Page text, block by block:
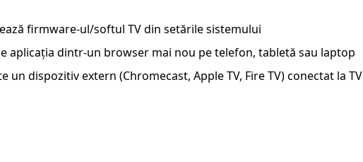
firmware-ul/softul TV din setările sistemului
aplicația dintr-un browser mai nou pe telefon, tabletă sau laptop
un dispozitiv extern (Chromecast, Apple TV, Fire TV) conectat la TV